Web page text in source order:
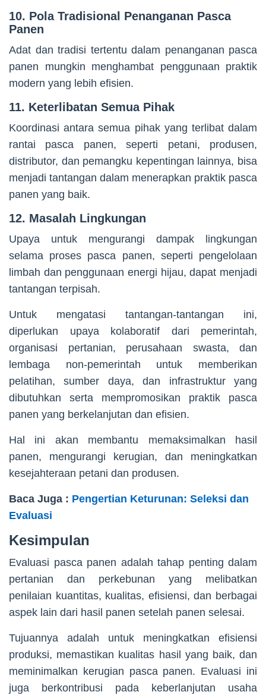
10. Pola Tradisional Penanganan Pasca
Panen
Adat dan tradisi tertentu dalam penanganan pasca
panen mungkin menghambat penggunaan praktik
modern yang lebih efisien.
11. Keterlibatan Semua Pihak
Koordinasi antara semua pihak yang terlibat dalam
rantai pasca panen, seperti petani, produsen,
distributor, dan pemangku kepentingan lainnya, bisa
menjadi tantangan dalam menerapkan praktik pasca
panen yang baik.
12. Masalah Lingkungan
Upaya untuk mengurangi dampak lingkungan
selama proses pasca panen, seperti pengelolaan
limbah dan penggunaan energi hijau, dapat menjadi
tantangan terpisah.
Untuk mengatasi tantangan-tantangan ini,
diperlukan upaya kolaboratif dari pemerintah,
organisasi pertanian, perusahaan swasta, dan
lembaga non-pemerintah untuk memberikan
pelatihan, sumber daya, dan infrastruktur yang
dibutuhkan serta mempromosikan praktik pasca
panen yang berkelanjutan dan efisien.
Hal ini akan membantu memaksimalkan hasil
panen, mengurangi kerugian, dan meningkatkan
kesejahteraan petani dan produsen.
Baca Juga : Pengertian Keturunan: Seleksi dan
Evaluasi
Kesimpulan
Evaluasi pasca panen adalah tahap penting dalam
pertanian dan perkebunan yang melibatkan
penilaian kuantitas, kualitas, efisiensi, dan berbagai
aspek lain dari hasil panen setelah panen selesai.
Tujuannya adalah untuk meningkatkan efisiensi
produksi, memastikan kualitas hasil yang baik, dan
meminimalkan kerugian pasca panen. Evaluasi ini
juga berkontribusi pada keberlanjutan usaha